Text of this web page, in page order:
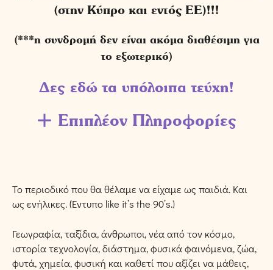
(στην Κύπρο και εντός ΕΕ)!!!
(***η συνδρομή δεν είναι ακόμα διαθέσιμη για
το εξωτερικό)
Δες εδώ τα υπόλοιπα τεύχη!
Επιπλέον Πληροφορίες
Το περιοδικό που θα θέλαμε να είχαμε ως παιδιά. Και
ως ενήλικες. (Έντυπο like it’s the 90’s.)
Γεωγραφία, ταξίδια, άνθρωποι, νέα από τον κόσμο,
ιστορία τεχνολογία, διάστημα, φυσικά φαινόμενα, ζώα,
φυτά, χημεία, φυσική και καθετί που αξίζει να μάθεις,